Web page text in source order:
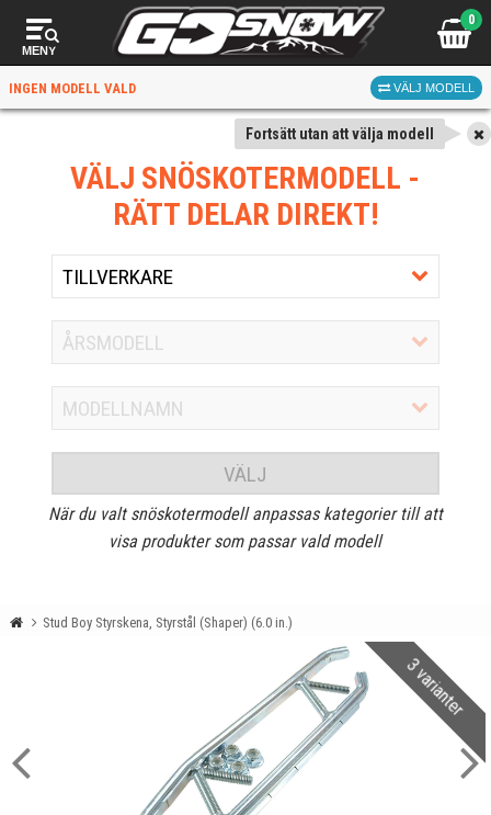
MENY
0
INGEN MODELL VALD VÄLJ MODELL
Fortsätt utan att välja modell
VÄLJ SNÖSKOTERMODELL -
RÄTT DELAR DIREKT!
VÄLJ
När du valt snöskotermodell anpassas kategorier till att
visa produkter som passar vald modell
Stud Boy Styrskena, Styrstål (Shaper) (6.0 in.)
3 varianter